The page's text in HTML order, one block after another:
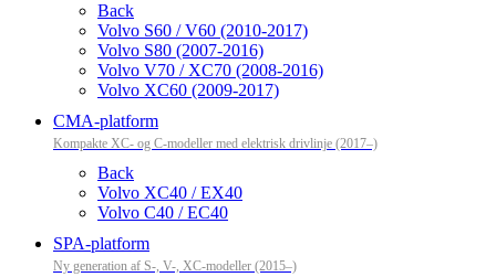
Back
Volvo S60 / V60 (2010-2017)
Volvo S80 (2007-2016)
Volvo V70 / XC70 (2008-2016)
Volvo XC60 (2009-2017)
CMA-platform
Kompakte XC- og C-modeller med elektrisk drivlinje (2017–)
Back
Volvo XC40 / EX40
Volvo C40 / EC40
SPA-platform
Ny generation af S-, V-, XC-modeller (2015–)